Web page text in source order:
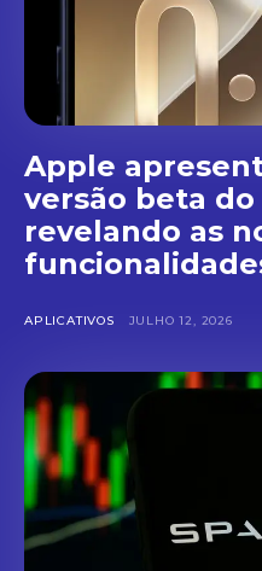
Apple
versão beta do
revelando as
APLICATIVOS JULHO 12, 2026